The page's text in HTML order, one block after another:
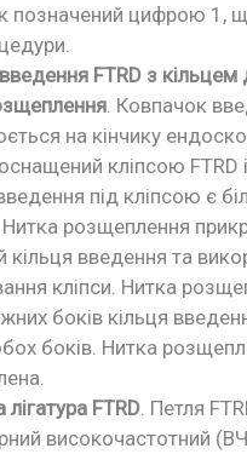
позначений цифрою 1,
FTRD з кільцем
. Ковпачок
на кінчику
кліпсою FTRD
під кліпсою є
розщеплення
кільця введення та
кліпси. Нитка
боків кільця
боків. Нитка
FTRD . Петля
високочастотний